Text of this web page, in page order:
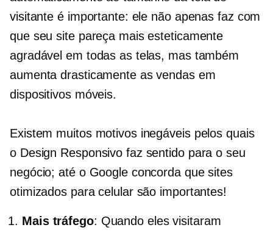
visitante é importante: ele não apenas faz com
que seu site pareça mais esteticamente
agradável em todas as telas, mas também
aumenta drasticamente as vendas em
dispositivos móveis.
Existem muitos motivos inegáveis ​​pelos quais
o Design Responsivo faz sentido para o seu
negócio; até o Google concorda que sites
otimizados para celular são importantes!
Mais tráfego: Quando eles visitaram